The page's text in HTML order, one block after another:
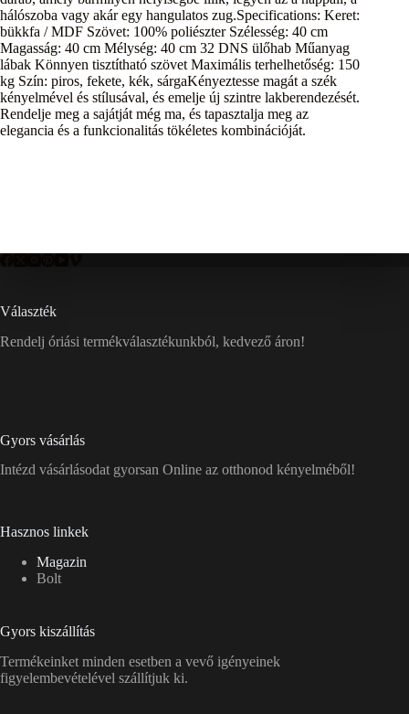
hálószoba vagy akár egy hangulatos zug.Specifications: Keret:
bükkfa / MDF Szövet: 100% poliészter Szélesség: 40 cm
Magasság: 40 cm Mélység: 40 cm 32 DNS ülőhab Műanyag
lábak Könnyen tisztítható szövet Maximális terhelhetőség: 150
kg Szín: piros, fekete, kék, sárgaKényeztesse magát a szék
kényelmével és stílusával, és emelje új szintre lakberendezését.
Rendelje meg a sajátját még ma, és tapasztalja meg az
elegancia és a funkcionalitás tökéletes kombinációját.
Választék
Rendelj óriási termékválasztékunkból, kedvező áron!
Gyors vásárlás
Intézd vásárlásodat gyorsan Online az otthonod kényelméből!
Hasznos linkek
Magazin
Bolt
Gyors kiszállítás
Termékeinket minden esetben a vevő igényeinek
figyelembevételével szállítjuk ki.